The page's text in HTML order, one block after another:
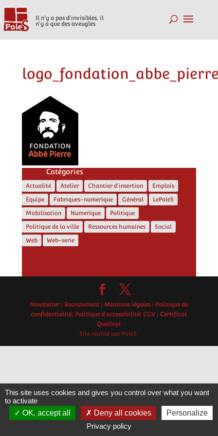
Il n'y a pas d'invisibles, il
n'y a que des aveugles
Catégories
Actualité Atelier Chantier d'insertion
Emplois
Equipe
Fabriques-numerique Général
LePoleS
Mobilisation
Numerique
Politique
Politique de la ville
Ressources humaines
Social
Web
Web-serie
Newsletter| Recrutement Mentions légales|
Politique de
confidentialité| Politique d'accessibilité|CGV|Certificat
Qualiopi
Site réalisé par PoleS.
This site uses cookies and gives you control over what you want
to activate
OK, accept all
Deny all cookies
Personalize
Privacy policy